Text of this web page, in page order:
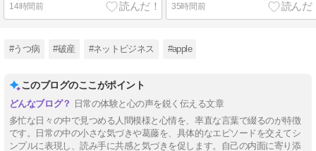
14時間前 35時間前
#うつ病 #破産 #ネットビジネス #apple
このブログのここがポイント
日常の体験と心の声を鋭く伝える文章
多忙な日々の中で見つめる人間模様と心情を、率直な言葉で綴るのが特徴
です。日常の中の小さな気づきや葛藤を、具体的なエピソードを交えてシ
ンプルに表現し、読み手に共感と気づきを促します。自己の内面に寄り添